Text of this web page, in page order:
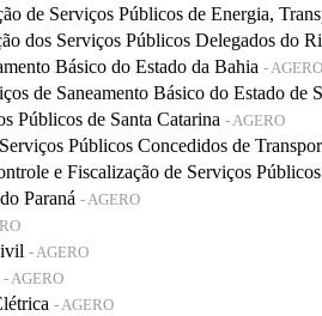
de Serviços Públicos de Energia,
dos Serviços Públicos Delegados do
Básico do Estado da Bahia - AGERO
de Saneamento Básico do Estado de
Públicos de Santa Catarina - AGERO
Públicos Concedidos de
e Fiscalização de Serviços Públicos
Paraná - AGERO
- AGERO
- AGERO
- AGERO